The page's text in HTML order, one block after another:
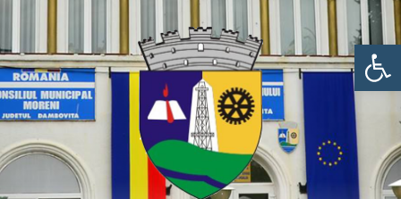
Deschide bara de unelte
sidebar
sidebar